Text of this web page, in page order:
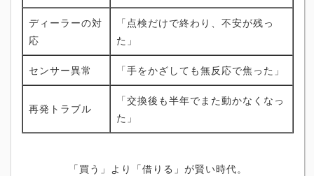
ディーラーの対
応
「点検だけで終わり、不安が残っ
た」
センサー異常 「手をかざしても無反応で焦った」
再発トラブル
「交換後も半年でまた動かなくなっ
た」
「買う」より「借りる」が賢い時代。